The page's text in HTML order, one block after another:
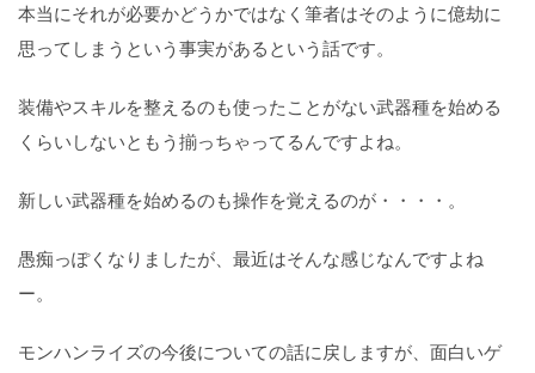
本当にそれが必要かどうかではなく筆者はそのように億劫に
思ってしまうという事実があるという話です。
装備やスキルを整えるのも使ったことがない武器種を始める
くらいしないともう揃っちゃってるんですよね。
新しい武器種を始めるのも操作を覚えるのが・・・・。
愚痴っぽくなりましたが、最近はそんな感じなんですよね
ー。
モンハンライズの今後についての話に戻しますが、面白いゲ